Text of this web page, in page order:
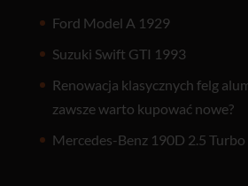
Ford Model A 1929
Suzuki Swift GTI 1993
Renowacja klasycznych felg
zawsze warto kupować nowe?
Mercedes-Benz 190D 2.5